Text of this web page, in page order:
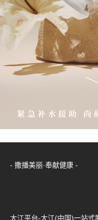
- 撒播美丽·奉献健康 -
大江平台-大江(中国)一站式